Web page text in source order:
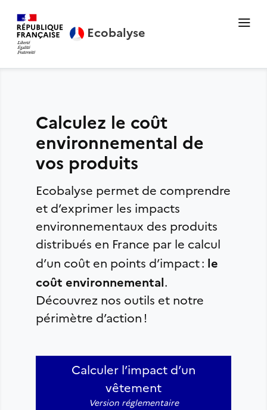
Ecobalyse
Calculez le coût
environnemental de
vos produits
Ecobalyse permet de comprendre
et d’exprimer les impacts
environnementaux des produits
distribués en France par le calcul
d’un coût en points d’impact : le
coût environnemental.
Découvrez nos outils et notre
périmètre d’action !
Calculer l’impact d’un
vêtement
Version réglementaire